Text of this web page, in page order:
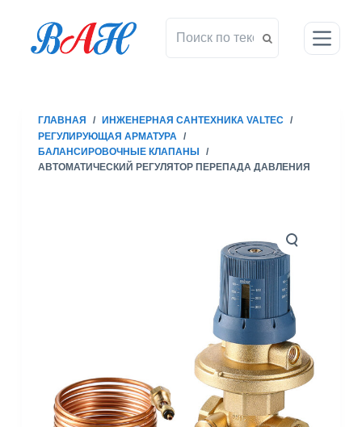
ГЛАВНАЯ / ИНЖЕНЕРНАЯ САНТЕХНИКА VALTEC /
РЕГУЛИРУЮЩАЯ АРМАТУРА
/
БАЛАНСИРОВОЧНЫЕ КЛАПАНЫ
/
АВТОМАТИЧЕСКИЙ РЕГУЛЯТОР ПЕРЕПАДА ДАВЛЕНИЯ